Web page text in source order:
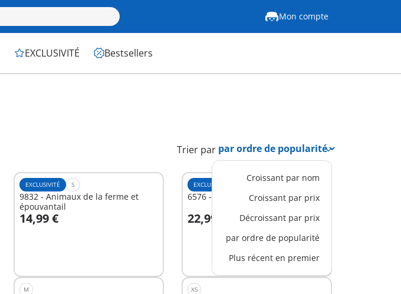
Mon compte
EXCLUSIVITÉ Bestsellers
Trier par
Croissant par nom
Croissant par prix
Décroissant par prix
par ordre de popularité
Plus récent en premier
EXCLUSIVITÉ S
9832 - Animaux de la ferme et
épouvantail
14,99 €
Au panier
EXCLUSIVITÉ
6576 - Convoyeur à foin
22,99 €
Au panier
M XS